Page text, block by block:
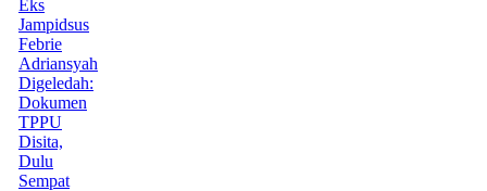
Eks
Jampidsus
Febrie
Adriansyah
Digeledah:
Dokumen
TPPU
Disita,
Dulu
Sempat